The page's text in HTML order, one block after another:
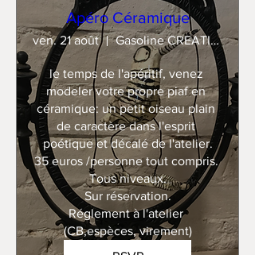
Apéro Céramique
ven. 21 août Gasoline CREATION
le temps de l'apéritif, venez
modeler votre propre piaf en
céramique: un petit oiseau plain
de caractère dans l'esprit
poétique et décalé de l'atelier.
35 euros /personne tout compris.
Tous niveaux.
Sur réservation.
Réglement à l'atelier
(CB,espèces, virement)